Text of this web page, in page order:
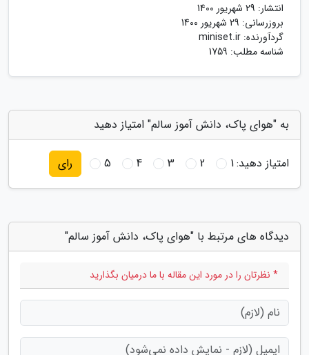
انتشار: 29 شهریور 1400
بروزرسانی: 29 شهریور 1400
گردآورنده: miniset.ir
شناسه مطلب: 1759
به "هوای پاک، دانش آموز سالم" امتیاز دهید
امتیاز دهید:1
2
3
4
5 رای
دیدگاه های مرتبط با "هوای پاک، دانش آموز سالم"
* نظرتان را در مورد این مقاله با ما درمیان بگذارید